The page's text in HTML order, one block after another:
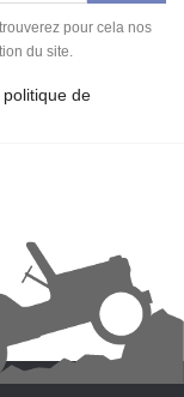
pour cela nos
du site.
de